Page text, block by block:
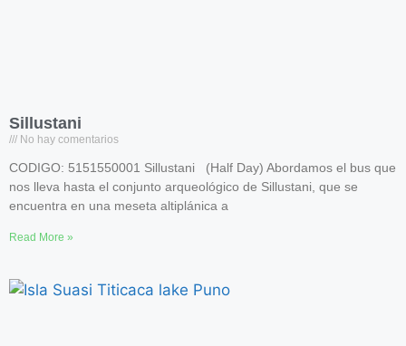
Sillustani
No hay comentarios
CODIGO: 5151550001 Sillustani (Half Day) Abordamos el bus que
nos lleva hasta el conjunto arqueológico de Sillustani, que se
encuentra en una meseta altiplánica a
Read More »